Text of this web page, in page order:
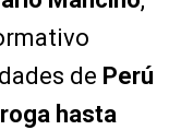
de Perú
hasta